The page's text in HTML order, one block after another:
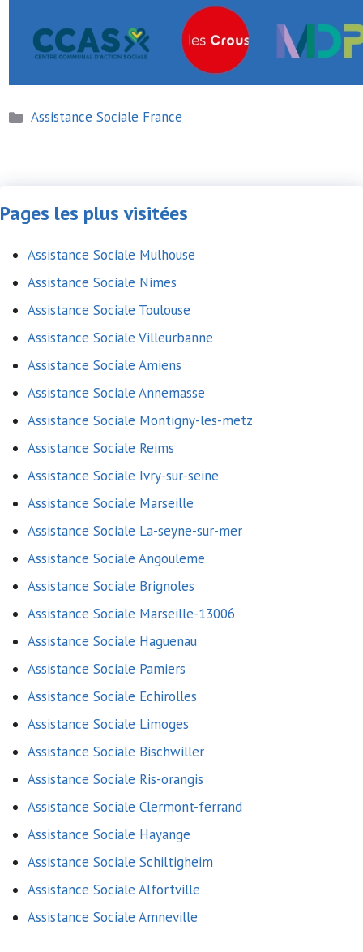
Catégories
Assistance Sociale France
Pages les plus visitées
Assistance Sociale Mulhouse
Assistance Sociale Nimes
Assistance Sociale Toulouse
Assistance Sociale Villeurbanne
Assistance Sociale Amiens
Assistance Sociale Annemasse
Assistance Sociale Montigny-les-metz
Assistance Sociale Reims
Assistance Sociale Ivry-sur-seine
Assistance Sociale Marseille
Assistance Sociale La-seyne-sur-mer
Assistance Sociale Angouleme
Assistance Sociale Brignoles
Assistance Sociale Marseille-13006
Assistance Sociale Haguenau
Assistance Sociale Pamiers
Assistance Sociale Echirolles
Assistance Sociale Limoges
Assistance Sociale Bischwiller
Assistance Sociale Ris-orangis
Assistance Sociale Clermont-ferrand
Assistance Sociale Hayange
Assistance Sociale Schiltigheim
Assistance Sociale Alfortville
Assistance Sociale Amneville